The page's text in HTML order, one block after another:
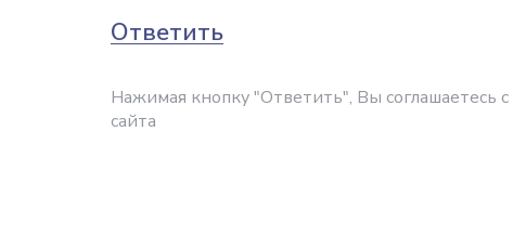
Ответить
Нажимая кнопку "Ответить", Вы соглашаетесь с
сайта